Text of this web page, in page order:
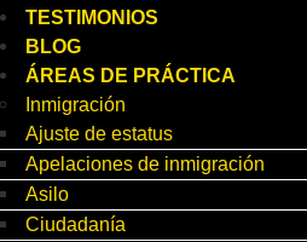
TESTIMONIOS
BLOG
ÁREAS DE PRÁCTICA
Inmigración
Ajuste de estatus
Apelaciones de inmigración
Asilo
Ciudadanía